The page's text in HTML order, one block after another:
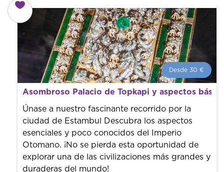
Desde 30 €
Desde 30 € por persona.
¡Reserva con nosotros! Colaboramos con los mejores
guías de la ciudad para tener el mejor precio y servicio.
Asombroso Palacio de Topkapi y aspectos
Únase a nuestro fascinante recorrido por la
ciudad de Estambul Descubra los aspectos
esenciales y poco conocidos del Imperio
Otomano. ¡No se pierda esta oportunidad de
explorar una de las civilizaciones más grandes y
duraderas del mundo!